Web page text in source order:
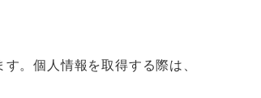
。個人情報を取得する際は、